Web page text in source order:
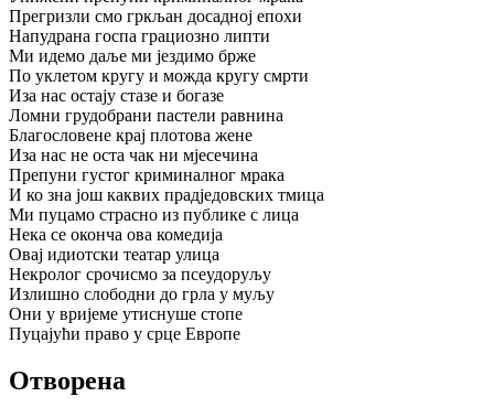
Прегризли смо гркљан досадној епохи
Напудрана госпа грациозно липти
Ми идемо даље ми јездимо брже
По уклетом кругу и можда кругу смрти
Иза нас остају стазе и богазе
Ломни грудобрани пастели равнина
Благословене крај плотова жене
Иза нас не оста чак ни мјесечина
Препуни густог криминалног мрака
И ко зна још каквих прадједовских тмица
Ми пуцамо страсно из публике с лица
Нека се оконча ова комедија
Овај идиотски театар улица
Некролог срочисмо за псеудоруљу
Излишно слободни до грла у муљу
Они у вријеме утиснуше стопе
Пуцајући право у срце Европе
Отворена